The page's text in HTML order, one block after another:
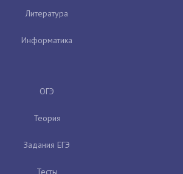
Литература
Информатика
ОГЭ
Теория
Задания ЕГЭ